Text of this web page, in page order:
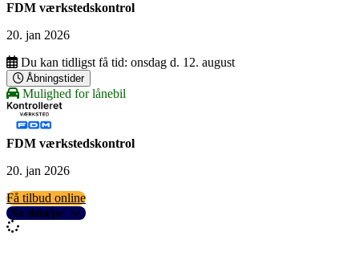
FDM værkstedskontrol
20. jan 2026
Du kan tidligst få tid: onsdag d. 12. august
Åbningstider
Mulighed for lånebil
FDM værkstedskontrol
20. jan 2026
Få tilbud online
Se detaljer